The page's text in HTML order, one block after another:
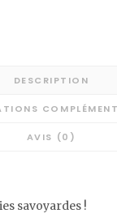
DESCRIPTION
AVIS (0)
savoyardes !